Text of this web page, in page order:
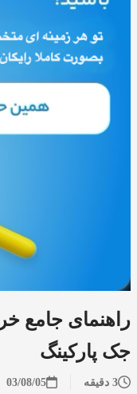
راهنمای جامع
جک پارکینگ
3 دقیقه 03/08/05